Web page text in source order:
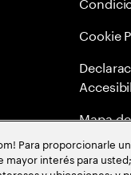
Cookie
Mapa
Política
Para proporcionarle
mayor interés para